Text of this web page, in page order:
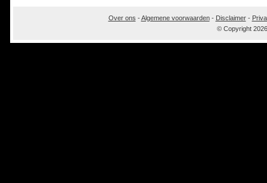
Over ons -Algemene voorwaarden- Disclaimer-
© Copyright